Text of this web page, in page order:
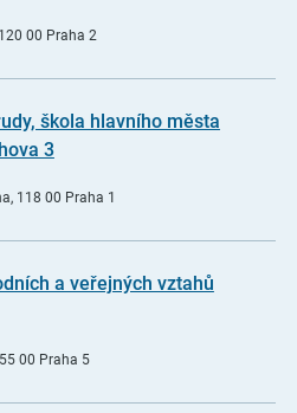
00 Praha 2
škola hlavního města
3
118 00 Praha 1
a veřejných vztahů
00 Praha 5